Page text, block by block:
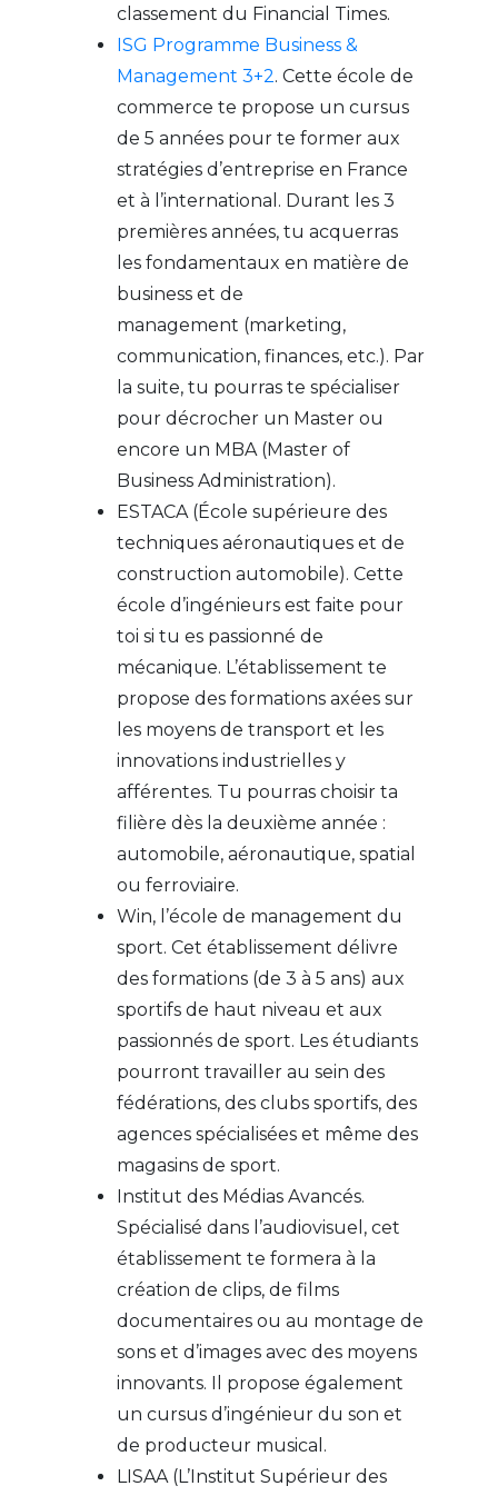
classement du Financial Times.
ISG Programme Business &
Management 3+2. Cette école de
commerce te propose un cursus
de 5 années pour te former aux
stratégies d’entreprise en France
et à l’international. Durant les 3
premières années, tu acquerras
les fondamentaux en matière de
business et de
management (marketing,
communication, finances, etc.). Par
la suite, tu pourras te spécialiser
pour décrocher un Master ou
encore un MBA (Master of
Business Administration).
ESTACA (École supérieure des
techniques aéronautiques et de
construction automobile). Cette
école d’ingénieurs est faite pour
toi si tu es passionné de
mécanique. L’établissement te
propose des formations axées sur
les moyens de transport et les
innovations industrielles y
afférentes. Tu pourras choisir ta
filière dès la deuxième année :
automobile, aéronautique, spatial
ou ferroviaire.
Win, l’école de management du
sport. Cet établissement délivre
des formations (de 3 à 5 ans) aux
sportifs de haut niveau et aux
passionnés de sport. Les étudiants
pourront travailler au sein des
fédérations, des clubs sportifs, des
agences spécialisées et même des
magasins de sport.
Institut des Médias Avancés.
Spécialisé dans l’audiovisuel, cet
établissement te formera à la
création de clips, de films
documentaires ou au montage de
sons et d’images avec des moyens
innovants. Il propose également
un cursus d’ingénieur du son et
de producteur musical.
LISAA (L’Institut Supérieur des